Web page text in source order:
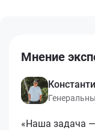
Мнение
«Наша задача